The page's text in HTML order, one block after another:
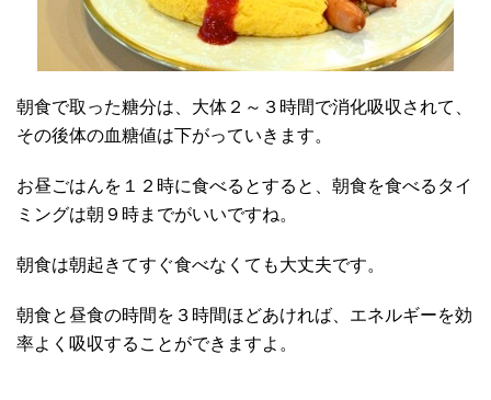
朝食で取った糖分は、大体２～３時間で消化吸収されて、
その後体の血糖値は下がっていきます。
お昼ごはんを１２時に食べるとすると、朝食を食べるタイ
ミングは朝９時までがいいですね。
朝食は朝起きてすぐ食べなくても大丈夫です。
朝食と昼食の時間を３時間ほどあければ、エネルギーを効
率よく吸収することができますよ。